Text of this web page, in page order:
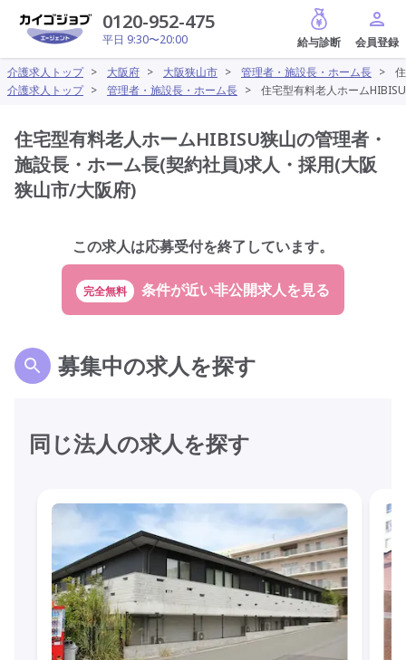
0120-952-475
平日 9:30〜20:00
給与診断
介護求人トップ > 大阪府 > 大阪狭山市 > 管理者・施設長・ホーム長 >
介護求人トップ > 管理者・施設長・ホーム長 > 住宅型有料老人ホーム
住宅型有料老人ホームHIBISU狭山の管理者・
施設長・ホーム長(契約社員)求人・採用(大阪
狭山市/大阪府)
この求人は応募受付を終了しています。
完全無料
募集中の求人を探す
同じ法人の求人を探す